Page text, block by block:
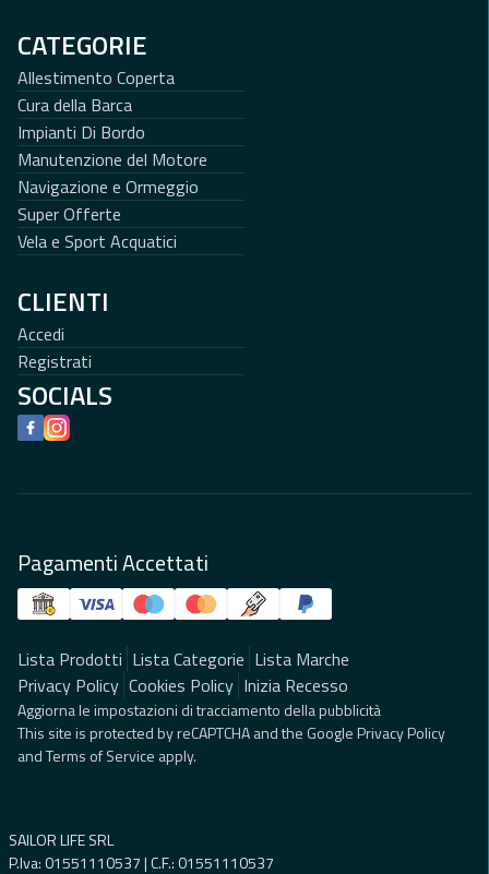
CATEGORIE
Allestimento Coperta
Cura della Barca
Impianti Di Bordo
Manutenzione del Motore
Navigazione e Ormeggio
Super Offerte
Vela e Sport Acquatici
CLIENTI
Accedi
Registrati
SOCIALS
Facebook
Instagram
Pagamenti Accettati
Lista Prodotti Lista Categorie Lista Marche
Privacy Policy Cookies Policy Inizia Recesso
Aggiorna le impostazioni di tracciamento della pubblicità
This site is protected by reCAPTCHA and the GooglePrivacy Policy
andTerms of Service apply.
SAILOR LIFE SRL
P.Iva: 01551110537 | C.F.: 01551110537